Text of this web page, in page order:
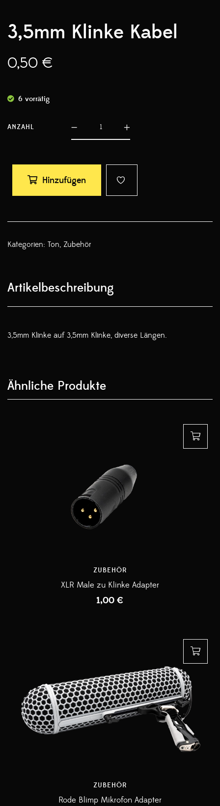
3,5mm Klinke Kabel
0,50 €
6 vorrätig
ANZAHL
Hinzufügen
Kategorien: Ton, Zubehör
Artikelbeschreibung
3,5mm Klinke auf 3,5mm Klinke, diverse Längen.
Ähnliche Produkte
ZUBEHÖR
XLR Male zu Klinke Adapter
1,00 €
ZUBEHÖR
Rode Blimp Mikrofon Adapter